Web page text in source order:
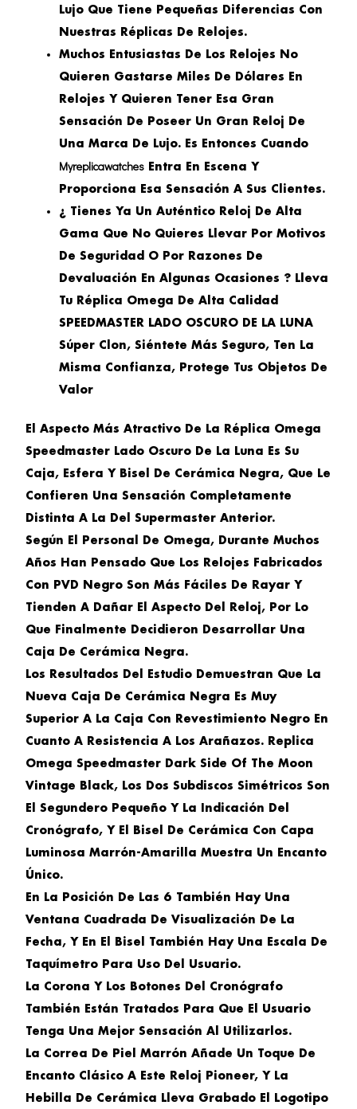
Lujo Que Tiene Pequeñas Diferencias Con
Nuestras Réplicas De Relojes.
Muchos Entusiastas De Los Relojes No
Quieren Gastarse Miles De Dólares En
Relojes Y Quieren Tener Esa Gran
Sensación De Poseer Un Gran Reloj De
Una Marca De Lujo. Es Entonces Cuando
Myreplicawatches Entra En Escena Y
Proporciona Esa Sensación A Sus Clientes.
¿ Tienes Ya Un Auténtico Reloj De Alta
Gama Que No Quieres Llevar Por Motivos
De Seguridad O Por Razones De
Devaluación En Algunas Ocasiones ? Lleva
Tu Réplica Omega De Alta Calidad
SPEEDMASTER LADO OSCURO DE LA LUNA
Súper Clon, Siéntete Más Seguro, Ten La
Misma Confianza, Protege Tus Objetos De
Valor
El Aspecto Más Atractivo De La Réplica Omega
Speedmaster Lado Oscuro De La Luna Es Su
Caja, Esfera Y Bisel De Cerámica Negra, Que Le
Confieren Una Sensación Completamente
Distinta A La Del Supermaster Anterior.
Según El Personal De Omega, Durante Muchos
Años Han Pensado Que Los Relojes Fabricados
Con PVD Negro Son Más Fáciles De Rayar Y
Tienden A Dañar El Aspecto Del Reloj, Por Lo
Que Finalmente Decidieron Desarrollar Una
Caja De Cerámica Negra.
Los Resultados Del Estudio Demuestran Que La
Nueva Caja De Cerámica Negra Es Muy
Superior A La Caja Con Revestimiento Negro En
Cuanto A Resistencia A Los Arañazos. Replica
Omega Speedmaster Dark Side Of The Moon
Vintage Black, Los Dos Subdiscos Simétricos Son
El Segundero Pequeño Y La Indicación Del
Cronógrafo, Y El Bisel De Cerámica Con Capa
Luminosa Marrón-Amarilla Muestra Un Encanto
Único.
En La Posición De Las 6 También Hay Una
Ventana Cuadrada De Visualización De La
Fecha, Y En El Bisel También Hay Una Escala De
Taquímetro Para Uso Del Usuario.
La Corona Y Los Botones Del Cronógrafo
También Están Tratados Para Que El Usuario
Tenga Una Mejor Sensación Al Utilizarlos.
La Correa De Piel Marrón Añade Un Toque De
Encanto Clásico A Este Reloj Pioneer, Y La
Hebilla De Cerámica Lleva Grabado El Logotipo